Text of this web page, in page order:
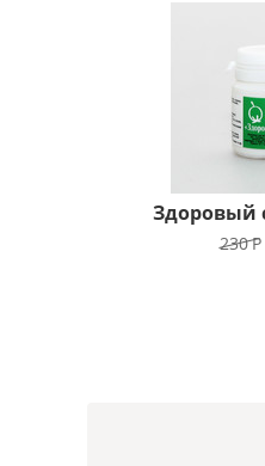
Здоровый
230Р